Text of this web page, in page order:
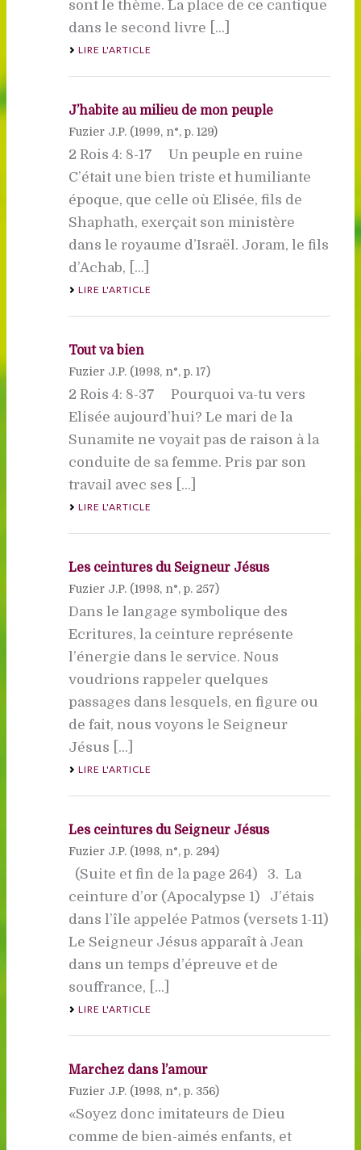
sont le thème. La place de ce cantique
dans le second livre [...]
LIRE L'ARTICLE
J’habite au milieu de mon peuple
Fuzier J.P. (1999, n°, p. 129)
2 Rois 4: 8-17 Un peuple en ruine
C’était une bien triste et humiliante
époque, que celle où Elisée, fils de
Shaphath, exerçait son ministère
dans le royaume d’Israël. Joram, le fils
d’Achab, [...]
LIRE L'ARTICLE
Tout va bien
Fuzier J.P. (1998, n°, p. 17)
2 Rois 4: 8-37 Pourquoi va-tu vers
Elisée aujourd’hui? Le mari de la
Sunamite ne voyait pas de raison à la
conduite de sa femme. Pris par son
travail avec ses [...]
LIRE L'ARTICLE
Les ceintures du Seigneur Jésus
Fuzier J.P. (1998, n°, p. 257)
Dans le langage symbolique des
Ecritures, la ceinture représente
l’énergie dans le service. Nous
voudrions rappeler quelques
passages dans lesquels, en figure ou
de fait, nous voyons le Seigneur
Jésus [...]
LIRE L'ARTICLE
Les ceintures du Seigneur Jésus
Fuzier J.P. (1998, n°, p. 294)
(Suite et fin de la page 264) 3. La
ceinture d’or (Apocalypse 1) J’étais
dans l’île appelée Patmos (versets 1-11)
Le Seigneur Jésus apparaît à Jean
dans un temps d’épreuve et de
souffrance, [...]
LIRE L'ARTICLE
Marchez dans l’amour
Fuzier J.P. (1998, n°, p. 356)
«Soyez donc imitateurs de Dieu
comme de bien-aimés enfants, et